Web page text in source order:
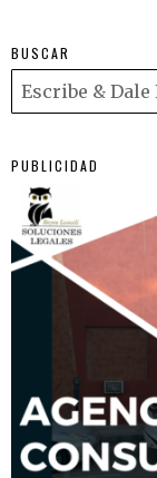
BUSCAR
PUBLICIDAD